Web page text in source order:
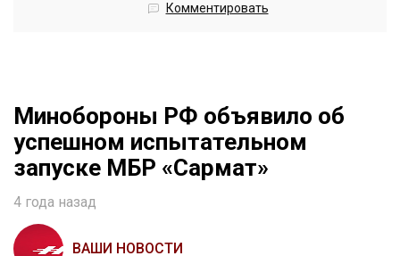
Комментировать
Минобороны РФ объявило об
успешном испытательном
запуске МБР «Сармат»
4 года назад
ВАШИ НОВОСТИ